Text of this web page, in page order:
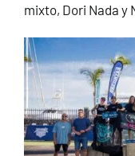
mixto, Dori Nada y